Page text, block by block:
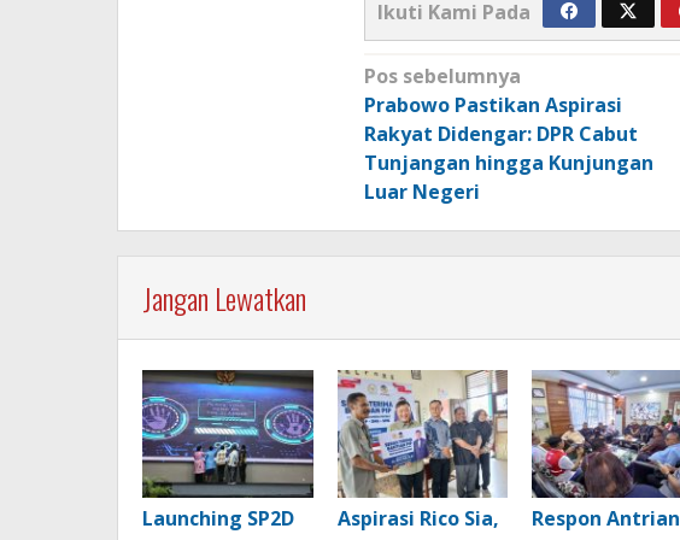
Ikuti Kami Pada
Navigasi
pos
Pos sebelumnya
Prabowo Pastikan Aspirasi
Rakyat Didengar: DPR Cabut
Tunjangan hingga Kunjungan
Luar Negeri
Jangan Lewatkan
Launching SP2D
Aspirasi Rico Sia,
Respon Antrian